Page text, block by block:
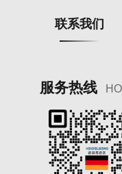
联系我们
服务热线